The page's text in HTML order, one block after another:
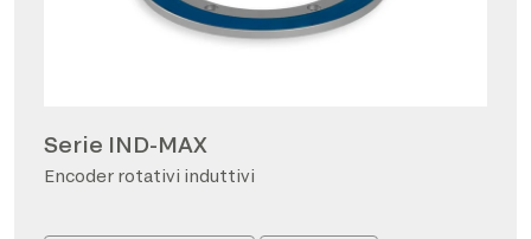
Serie IND-MAX
Encoder rotativi induttivi